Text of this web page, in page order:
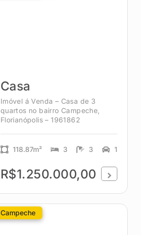
Casa
Imóvel á Venda – Casa de 3
quartos no bairro Campeche,
Florianópolis – 1961862
118.87m² 3 3 1
R$1.250.000,00
Campeche